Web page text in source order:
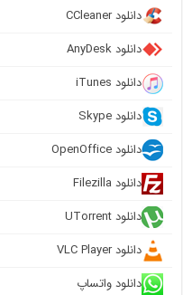
دانلود CCleaner
دانلود AnyDesk
دانلود iTunes
دانلود Skype
دانلود OpenOffice
دانلود Filezilla
دانلود UTorrent
دانلود VLC Player
دانلود واتساپ